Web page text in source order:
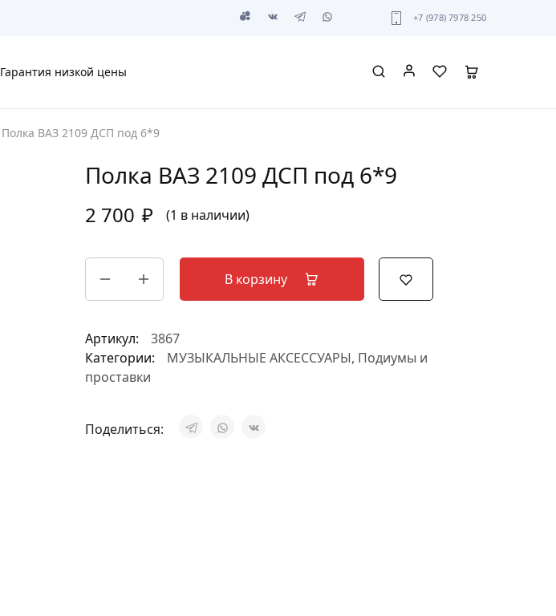
+7 (978) 7978 250
Гарантия низкой цены
Полка ВАЗ 2109 ДСП под 6*9
Полка ВАЗ 2109 ДСП под 6*9
2 700 ₽ (1 в наличии)
В корзину
Артикул:
3867
Категории:
МУЗЫКАЛЬНЫЕ АКСЕССУАРЫ, Подиумы и
проставки
Поделиться: